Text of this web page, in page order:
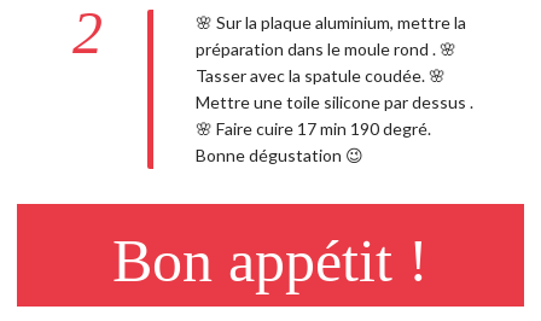
2
🌸 Sur la plaque aluminium, mettre la
préparation dans le moule rond . 🌸
Tasser avec la spatule coudée. 🌸
Mettre une toile silicone par dessus .
🌸 Faire cuire 17 min 190 degré.
Bonne dégustation 😉
Bon appétit !